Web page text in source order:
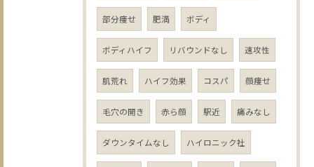
部分痩せ 肥満 ボディ
ボディハイフ リバウンドなし 速攻性
肌荒れ ハイフ効果 コスパ 顔痩せ
毛穴の開き 赤ら顔 駅近 痛みなし
ダウンタイムなし ハイロニック社